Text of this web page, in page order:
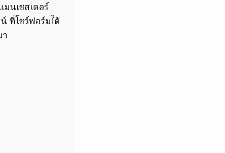
นเชสเตอร์
ที่โชว์ฟอร์มได้